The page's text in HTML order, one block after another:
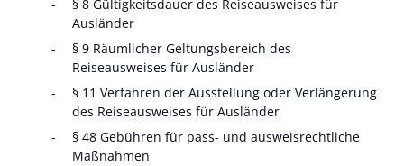
§ 8 Gültigkeitsdauer des Reiseausweises für
Ausländer
§ 9 Räumlicher Geltungsbereich des
Reiseausweises für Ausländer
§ 11 Verfahren der Ausstellung oder Verlängerung
des Reiseausweises für Ausländer
§ 48 Gebühren für pass- und ausweisrechtliche
Maßnahmen